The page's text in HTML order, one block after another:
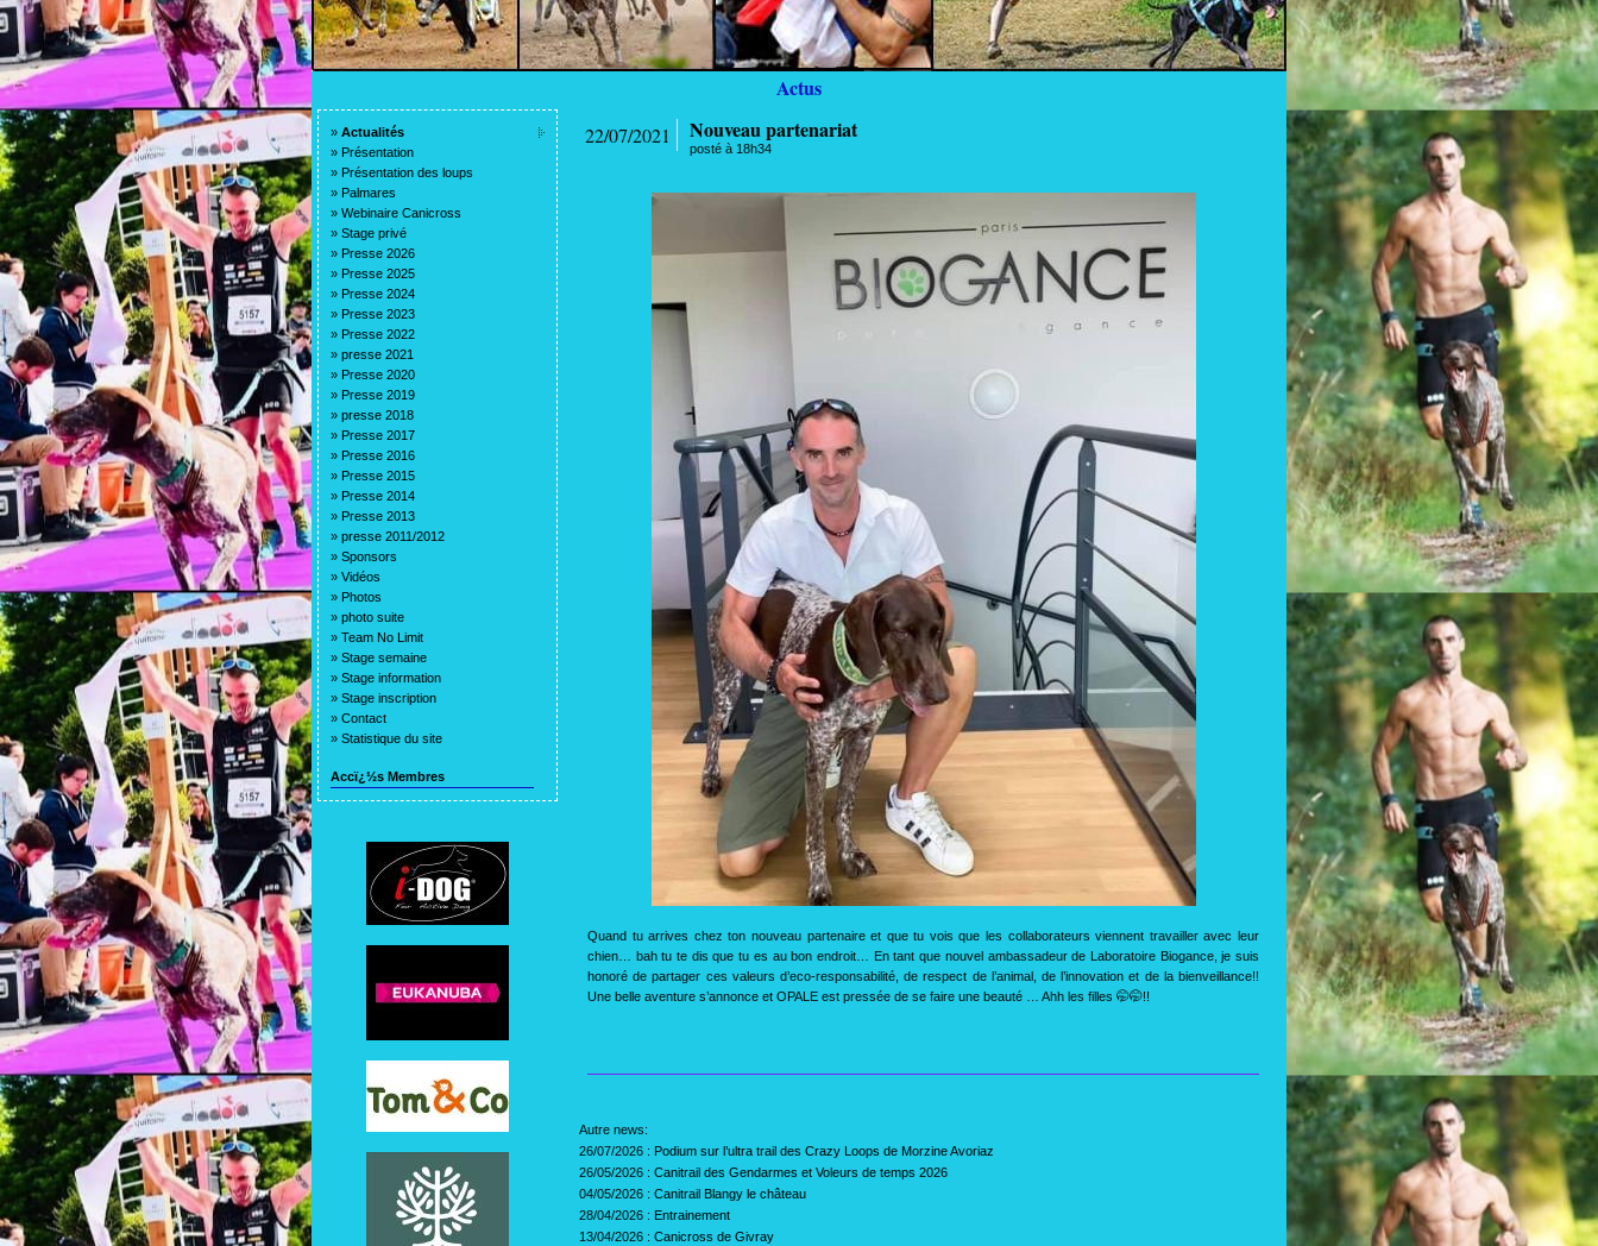
Actus
» Actualités
» Présentation
» Présentation des loups
» Palmares
» Webinaire Canicross
» Stage privé
» Presse 2026
» Presse 2025
» Presse 2024
» Presse 2023
» Presse 2022
» presse 2021
» Presse 2020
» Presse 2019
» presse 2018
» Presse 2017
» Presse 2016
» Presse 2015
» Presse 2014
» Presse 2013
» presse 2011/2012
» Sponsors
» Vidéos
» Photos
» photo suite
» Team No Limit
» Stage semaine
» Stage information
» Stage inscription
» Contact
» Statistique du site
Accï¿½s Membres
22/07/2021 Nouveau partenariat
posté à 18h34
Quand tu arrives chez ton nouveau partenaire et que tu vois que les collaborateurs viennent travailler avec leur
chien… bah tu te dis que tu es au bon endroit… En tant que nouvel ambassadeur de Laboratoire Biogance, je suis
honoré de partager ces valeurs d’eco-responsabilité, de respect de l’animal, de l’innovation et de la bienveillance!!
Une belle aventure s’annonce et OPALE est pressée de se faire une beauté … Ahh les filles 🤭🤭!!
Autre news:
26/07/2026 : Podium sur l’ultra trail des Crazy Loops de Morzine Avoriaz
26/05/2026 : Canitrail des Gendarmes et Voleurs de temps 2026
04/05/2026 : Canitrail Blangy le château
28/04/2026 : Entrainement
13/04/2026 : Canicross de Givray